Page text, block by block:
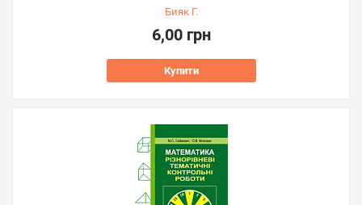
Бияк Г.
6,00 грн
Купити